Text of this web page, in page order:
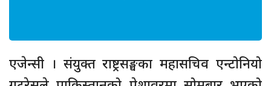
एजेन्सी । संयुक्त राष्ट्रसङ्घका महासचिव एन्टोनियो